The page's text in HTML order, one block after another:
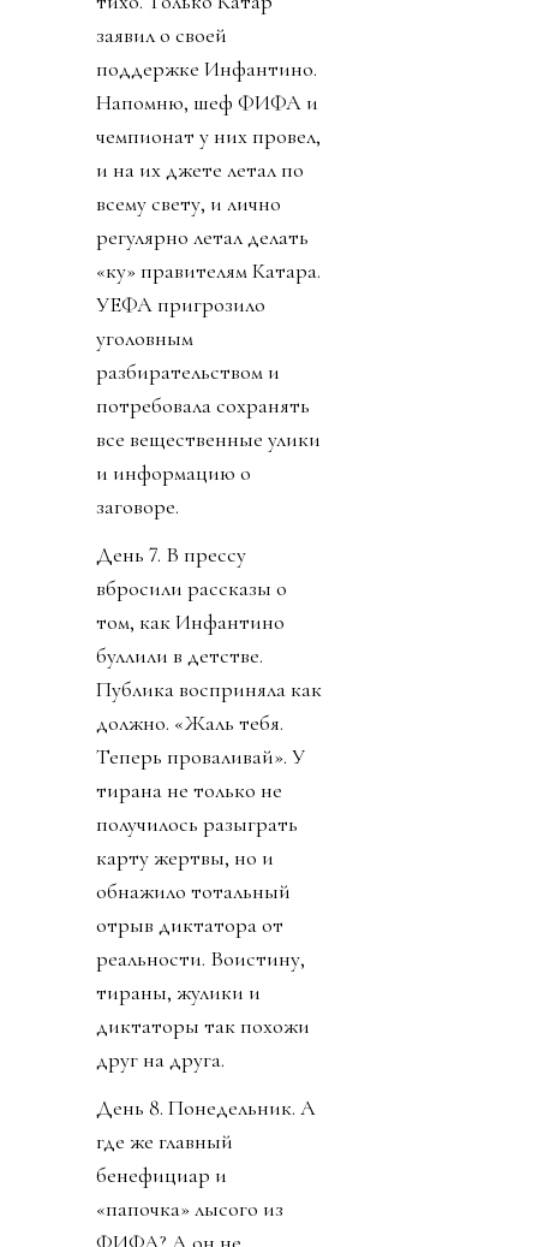
старика. УЕФА заявили
о потере доверия к
Инфантино. Как
говорится, Борман
понял, что проиграл. На
пятый день Инфантино
заявил, что план
отменяется. Пресса
узнала, что Джанни себе
зарплату в 30 миллионов
долларов в год, и
дивиденды от нового
юр лица. Стало понятно
матчей, команд,
турниров. И почему рвет
глотку, жилы и
отверстия в своем теле
Инфантино.
Конфедерации же
начали объединяться
против заговора
президента ФИФА.
День 6. В субботу было
тихо. Только Катар
заявил о своей
поддержке Инфантино.
Напомню, шеф ФИФА и
всему свету, и лично
регулярно летал делать
«ку» правителям Катара.
УЕФА пригрозило